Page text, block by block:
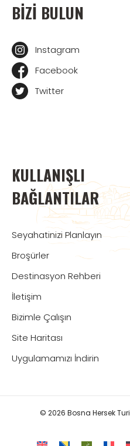
BIZI BULUN
Instagram
Facebook
Twitter
KULLANIŞLI
BAĞLANTILAR
Seyahatinizi Planlayın
Broşürler
Destinasyon Rehberi
İletişim
Bizimle Çalışın
Site Haritası
Uygulamamızı İndirin
© 2026 Bosna Hersek